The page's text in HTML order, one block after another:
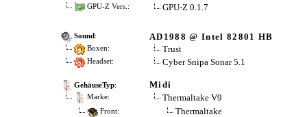
GPU-Z Vers.: GPU-Z 0.1.7
Sound: AD1988 @ Intel 82801 HB
Boxen: Trust
Headset: Cyber Snipa Sonar 5.1
GehäuseTyp: Midi
Marke: Thermaltake V9
Front: Thermaltake